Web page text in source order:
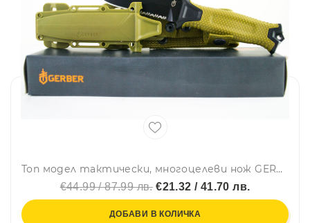
Топ модел тактически, многоцелеви нож GERBER 1214B GREEN MILITARY EDITION USA, Ловен нож
€44.99 / 87.99 лв.€21.32 / 41.70 лв.
ДОБАВИ В КОЛИЧКА